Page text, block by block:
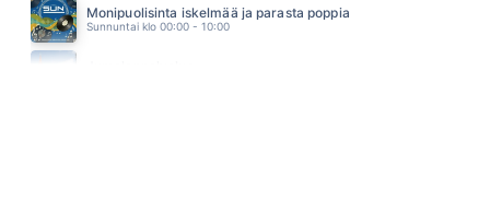
Monipuolisinta iskelmää ja parasta poppia
Sunnuntai klo 00:00 - 10:00